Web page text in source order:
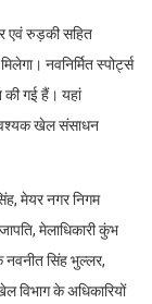
एवं रुड़की सहित
नवनिर्मित स्पोर्ट्स
की गई हैं। यहां
खेल संसाधन
मेयर नगर निगम
मेलाधिकारी कुंभ
नवनीत सिंह भुल्लर,
विभाग के अधिकारियों